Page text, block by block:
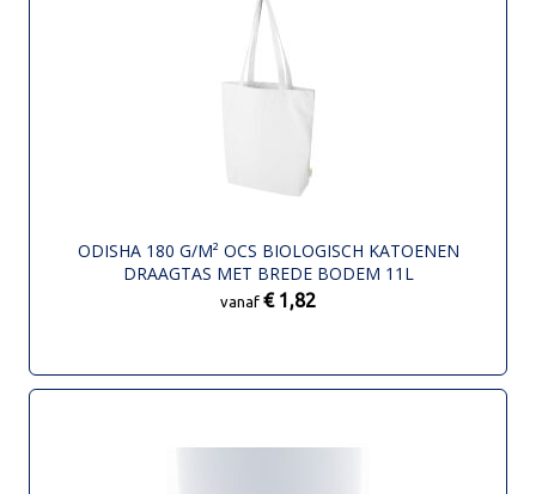
ODISHA 180 G/M² OCS BIOLOGISCH KATOENEN
DRAAGTAS MET BREDE BODEM 11L
vanaf € 1,82